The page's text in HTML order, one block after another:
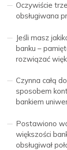
Oczywiście
obsługiwana
Jeśli masz
banku –
rozwiązać
Czynna całą
sposobem
bankiem
Postawiono
większości
obsługiwał